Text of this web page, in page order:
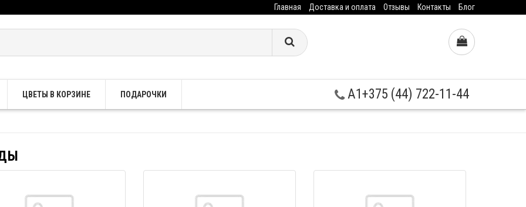
Главная Доставка и оплата Отзывы Контакты Блог
ЦВЕТЫ В КОРЗИНЕ ПОДАРОЧКИ A1+375 (44) 722-11-44